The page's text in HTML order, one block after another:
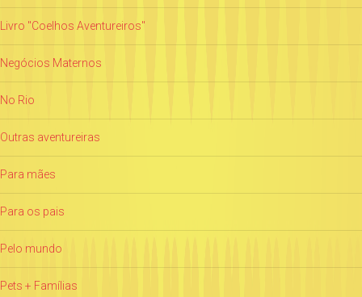
Livro "Coelhos Aventureiros"
Negócios Maternos
No Rio
Outras aventureiras
Para mães
Para os pais
Pelo mundo
Pets + Famílias